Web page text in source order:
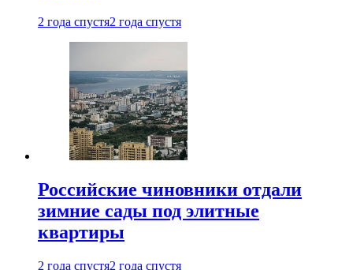
2 года спустя2 года спустя
Российские чиновники отдали
зимние сады под элитные
квартиры
2 года спустя2 года спустя